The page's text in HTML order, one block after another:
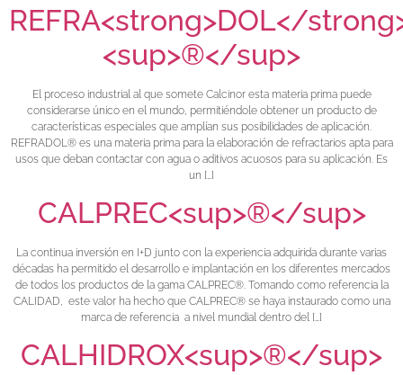
REFRA<strong>DOL</
<sup>®</sup>
El proceso industrial al que somete Calcinor esta materia prima puede
considerarse único en el mundo, permitiéndole obtener un producto de
características especiales que amplían sus posibilidades de aplicación.
REFRADOL® es una materia prima para la elaboración de refractarios apta para
usos que deban contactar con agua o aditivos acuosos para su aplicación. Es
un […]
CALPREC<sup>®</sup>
La continua inversión en I+D junto con la experiencia adquirida durante varias
décadas ha permitido el desarrollo e implantación en los diferentes mercados
de todos los productos de la gama CALPREC®. Tomando como referencia la
CALIDAD, este valor ha hecho que CALPREC® se haya instaurado como una
marca de referencia a nivel mundial dentro del […]
CALHIDROX<sup>®</sup>